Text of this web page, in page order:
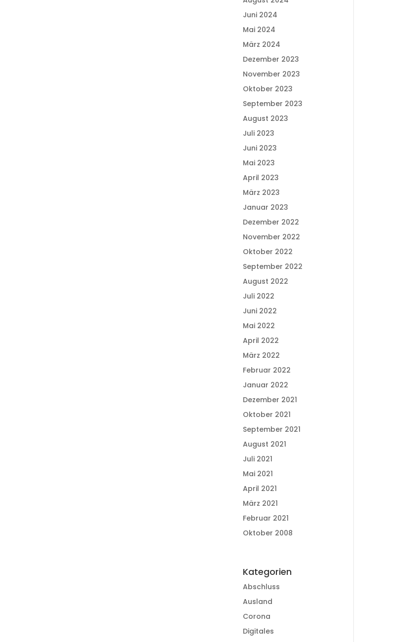
Juni 2024
Mai 2024
März 2024
Dezember 2023
November 2023
Oktober 2023
September 2023
August 2023
Juli 2023
Juni 2023
Mai 2023
April 2023
März 2023
Januar 2023
Dezember 2022
November 2022
Oktober 2022
September 2022
August 2022
Juli 2022
Juni 2022
Mai 2022
April 2022
März 2022
Februar 2022
Januar 2022
Dezember 2021
Oktober 2021
September 2021
August 2021
Juli 2021
Mai 2021
April 2021
März 2021
Februar 2021
Oktober 2008
Kategorien
Abschluss
Ausland
Corona
Digitales